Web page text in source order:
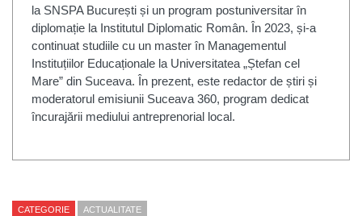
la SNSPA București și un program postuniversitar în
diplomație la Institutul Diplomatic Român. În 2023, și-a
continuat studiile cu un master în Managementul
Instituțiilor Educaționale la Universitatea „Ștefan cel
Mare” din Suceava. În prezent, este redactor de știri și
moderatorul emisiunii Suceava 360, program dedicat
încurajării mediului antreprenorial local.
CATEGORIE ACTUALITATE